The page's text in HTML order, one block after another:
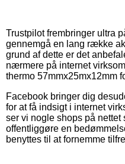
Trustpilot frembringer ultra
gennemgå en lang række
grund af dette er det
nærmere på internet
thermo 57mmx25mx12mm
Facebook bringer dig
for at få indsigt i internet
ser vi nogle shops på nettet
offentliggøre en
benyttes til at fornemme